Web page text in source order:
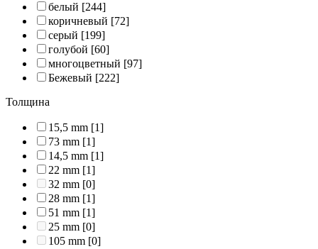
белый [244]
коричневый [72]
серый [199]
голубой [60]
многоцветный [97]
Бежевый [222]
Толщина
15,5 mm [1]
73 mm [1]
14,5 mm [1]
22 mm [1]
32 mm [0]
28 mm [1]
51 mm [1]
25 mm [0]
105 mm [0]